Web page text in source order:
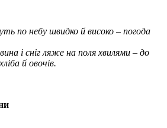
по небу швидко й високо – погода
і сніг ляже на поля хвилями – до
й овочів.